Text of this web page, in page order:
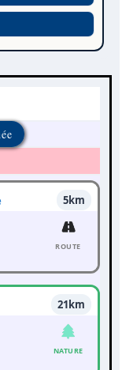
5km
ROUTE
21km
NATURE